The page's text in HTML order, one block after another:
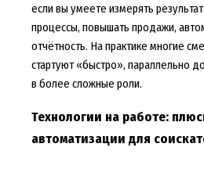
если вы умеете измерять
процессы, повышать продажи,
отчётность. На практике многие
стартуют «быстро», параллельно
в более сложные роли.
Технологии на работе:
автоматизации для